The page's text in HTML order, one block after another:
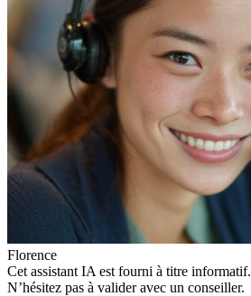
Florence
Cet assistant IA est fourni à titre informatif.
N’hésitez pas à valider avec un conseiller.